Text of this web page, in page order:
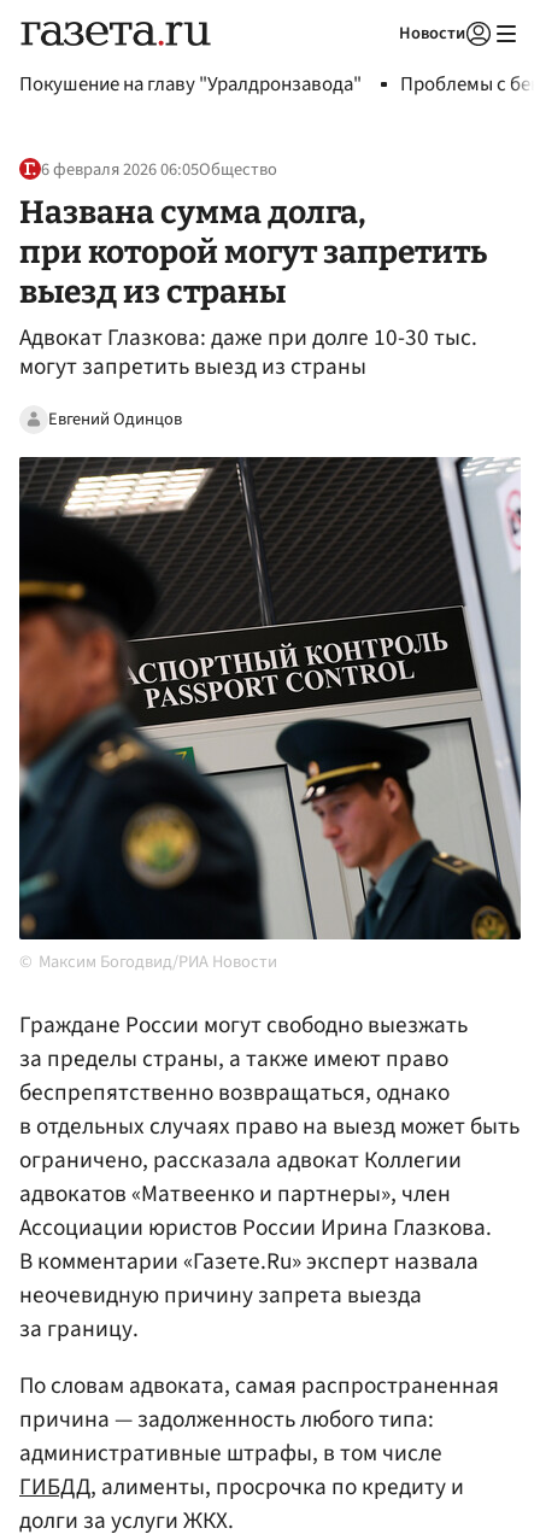
Новости
Покушение на главу "Уралдронзавода" Проблемы с
6 февраля 2026 06:05Общество
Названа сумма долга,
при которой могут запретить
выезд из страны
Адвокат Глазкова: даже при долге 10-30 тыс.
могут запретить выезд из страны
Евгений Одинцов
Максим Богодвид/РИА Новости
Граждане России могут свободно выезжать
за пределы страны, а также имеют право
беспрепятственно возвращаться, однако
в отдельных случаях право на выезд может быть
ограничено, рассказала адвокат Коллегии
адвокатов «Матвеенко и партнеры», член
Ассоциации юристов России Ирина Глазкова.
В комментарии «Газете.Ru» эксперт назвала
неочевидную причину запрета выезда
за границу.
По словам адвоката, самая распространенная
причина — задолженность любого типа:
административные штрафы, в том числе
ГИБДД, алименты, просрочка по кредиту и
долги за услуги ЖКХ.